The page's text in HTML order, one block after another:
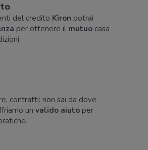
del credito Kìron potrai
per ottenere il mutuo casa
contratti: non sai da dove
un valido aiuto per